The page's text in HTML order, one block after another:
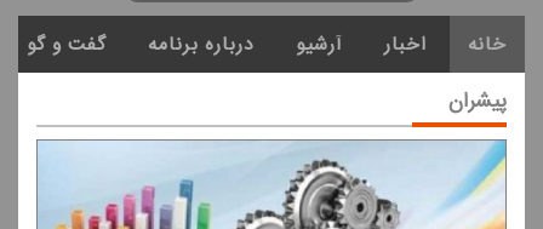
خانه اخبار آرشیو درباره برنامه گفت و گو
پیشران